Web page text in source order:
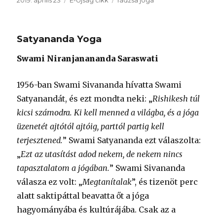
Satyananda Yoga
Swami Niranjanananda Saraswati
1956-ban Swami Sivananda hívatta Swami
Satyanandát, és ezt mondta neki: „Rishikesh túl
kicsi számodra. Ki kell menned a világba, és a jóga
üzenetét ajtótól ajtóig, parttól partig kell
terjesztened.” Swami Satyananda ezt válaszolta:
„Ezt az utasítást adod nekem, de nekem nincs
tapasztalatom a jógában.” Swami Sivananda
válasza ez volt: „Megtanítalak”, és tizenöt perc
alatt saktipáttal beavatta őt a jóga
hagyományába és kultúrájába. Csak az a